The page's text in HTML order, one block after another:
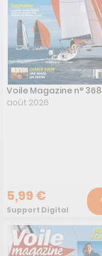
Voile Magazine n° 368
août 2026
5,99 €
Support Digital